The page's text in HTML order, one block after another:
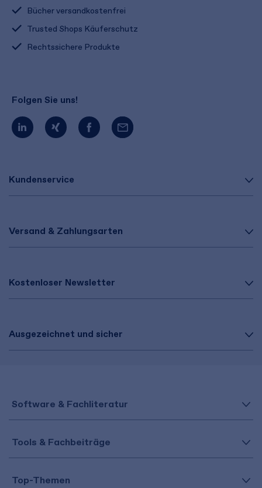
Kundenservice
Versand & Zahlungsarten
Kostenloser Newsletter
Ausgezeichnet und sicher
Bücher versandkostenfrei
Trusted Shops Käuferschutz
Rechtssichere Produkte
Folgen Sie uns!
Software & Fachliteratur
Tools & Fachbeiträge
Top-Themen